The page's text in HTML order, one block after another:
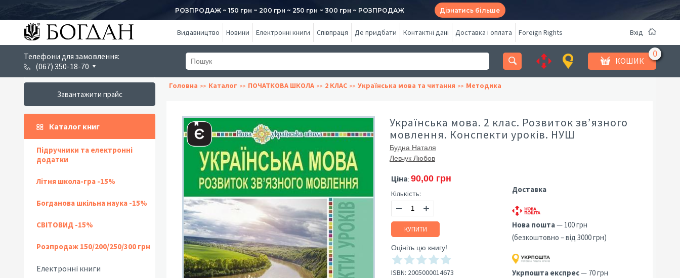
РОЗПРОДАЖ ~ 150 грн ~ 200 грн ~ 250 грн ~ 300 грн ~ РОЗПРОДАЖ Дізнатись більше
Видавництво Новини Електронні книги Співпраця Де придбати Контактні дані Доставка і оплата Foreign Rights Вхід
Телефони для замовлення:
(067) 350-18-70
КОШИК
Завантажити прайс
Каталог книг
Підручники та електронні
додатки
Літня школа-гра -15%
Богданова шкільна наука -15%
СВІТОВИД -15%
Розпродаж 150/200/250/300 грн
Електронні книги
Головна Каталог ПОЧАТКОВА ШКОЛА 2 КЛАС Українська мова та читання Методика
Українська мова. 2 клас. Розвиток зв’язного
мовлення. Конспекти уроків. НУШ
Будна Наталя
Левчук Любов
Ціна: 90,00 грн
Кількість:
КУПИТИ
Оцініть цю книгу!
ISBN: 2005000014673
Доставка
Нова пошта— 100 грн
(безкоштовно – від 3000 грн)
Укрпошта експрес— 70 грн